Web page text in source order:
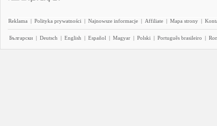
Reklama | Polityka prywatności | Najnowsze informacje | Affiliate | Mapa strony |
Български | Deutsch | English | Español | Magyar | Polski | Português brasileiro |